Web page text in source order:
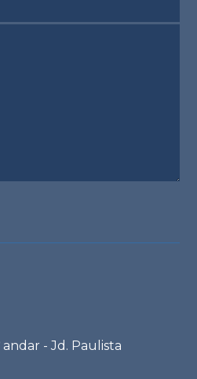
andar - Jd. Paulista